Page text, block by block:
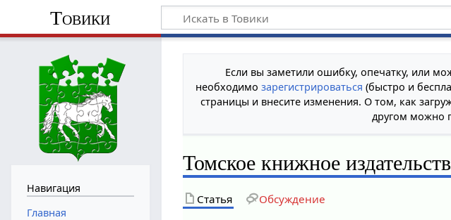
Товики
Если вы заметили ошибку, опечатку, или
необходимозарегистрироваться (быстро и
страницы и внесите изменения. О том, как
другом можно
Томское книжное
Статья Обсуждение
Навигация
Главная